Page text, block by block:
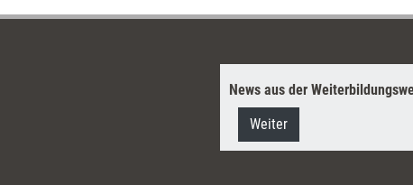
News aus der
Weiter